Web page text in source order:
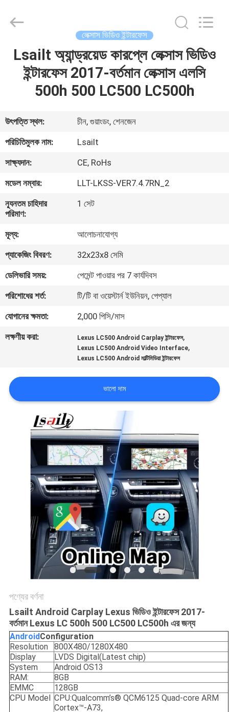
বাড়ি
ভিডিও
সম্পর্কে
কারখানা
মান
নিয়ন্ত্রণ
কেস
PRIVACY
POLICY
Electron
Co.,Ltd.
Reserved.
লেক্সাস ভিডিও ইন্টারফেস
Lsailt অ্যান্ড্রয়েড কারপ্লে লেক্সাস ভিডিও
ইন্টারফেস 2017-বর্তমান লেক্সাস এলসি
500h 500 LC500 LC500h
উৎপত্তি স্থল:
চীন, গুয়াংডং, শেনজেন
পরিচিতিমুলক নাম:
Lsailt
সাক্ষ্যদান:
CE, RoHs
মডেল নম্বার:
LLT-LKSS-VER7.4.7RN_2
ন্যূনতম চাহিদার
পরিমাণ:
1 সেট
মূল্য:
আলোচনাযোগ্য
প্যাকেজিং বিবরণ:
32x23x8 সেমি
ডেলিভারি সময়:
পেমেন্ট পাওয়ার পর 7 কার্যদিবস
পরিশোধের শর্ত:
টি/টি বা ওয়েস্টার্ন ইউনিয়ন, পেপ্যাল
যোগানের ক্ষমতা:
2,000 পিসি/মাস
লক্ষণীয় করা:
Lexus LC500 Android Carplay ইন্টারফেস,
Lexus LC500 Android Video Interface,
Lexus LC500 Android মাল্টিমিডিয়া ইন্টারফেস
ভালো দাম
পণ্যের বর্ণনা
Lsailt Android Carplay Lexus ভিডিও ইন্টারফেস 2017-
বর্তমান Lexus LC 500h 500 LC500 LC500h এর জন্য
AndroidConfiguration
Resolution
800X480/1280X480
Display
LVDS Digital(Latest chip)
System
Android OS13
RAM:
8GB
EMMC
128GB
CPU Model
CPU:Qualcomm’s® QCM6125 Quad-core ARM
Cortex™-A73,